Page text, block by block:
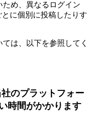
め、異なるログイン
に個別に投稿したりす
は、以下を参照してく
のプラットフォー
時間がかかります